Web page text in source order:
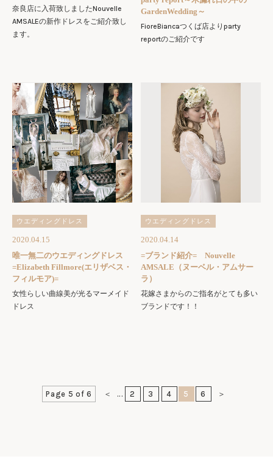
奈良店に入荷致しましたNouvelle
AMSALEの新作ドレスをご紹介致し
ます。
GardenWedding～
FioreBiancaつくば店よりparty
reportのご紹介です
ウエディングドレス
2020.04.15
唯一無二のウエディングドレス
=Elizabeth Fillmore(エリザベス・
フィルモア)=
女性らしい曲線美が光るマーメイド
ドレス
ウエディングドレス
2020.04.14
=ブランド紹介= Nouvelle
AMSALE（ヌーベル・アムサー
ラ）
花嫁さまからのご指名がとても多い
ブランドです！！
Page 5 of 6 ＜ ... 2 3 4 5 6 ＞